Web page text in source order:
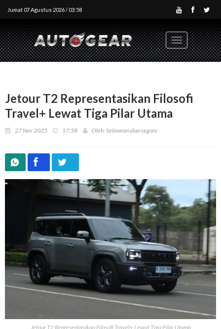
Jumat 07 Agustus 2026 / 03:58
Toggle
navigation
Jetour T2 Representasikan Filosofi
Travel+ Lewat Tiga Pilar Utama
27 Nov 2025 17:58 Oleh: Setiawan alun segoro
Jetour T2 Representasikan Filosofi Travel+ Lewat Tiga Pilar Utama